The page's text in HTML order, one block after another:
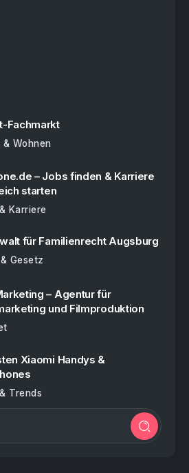
Fachmarkt
& Wohnen
– Jobs finden & Karriere
starten
Karriere
für Familienrecht Augsburg
Gesetz
– Agentur für
und Filmproduktion
Xiaomi Handys &
Trends